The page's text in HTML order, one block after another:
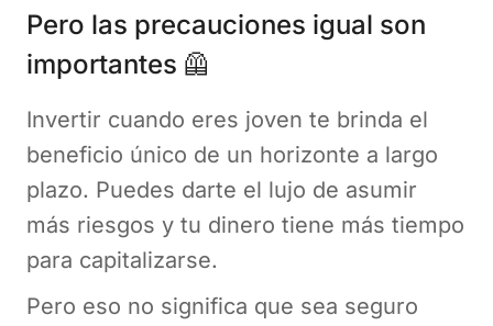
Pero las precauciones igual son
importantes 🦺
Invertir cuando eres joven te brinda el
beneficio único de un horizonte a largo
plazo. Puedes darte el lujo de asumir
más riesgos y tu dinero tiene más tiempo
para capitalizarse.
Pero eso no significa que sea seguro